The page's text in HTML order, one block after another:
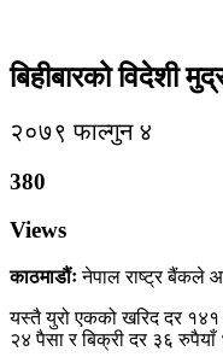
बिहीबारको विदेशी
२०७९ फाल्गुन ४
380
Views
काठमाडौंःनेपाल राष्ट्र बैंकले
यस्तै युरो एकको खरिद दर
२४ पैसा र बिक्री दर ३६